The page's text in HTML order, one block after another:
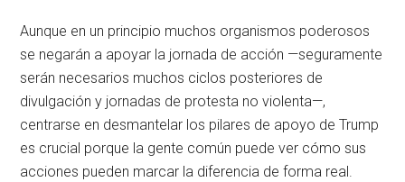
Aunque en un principio muchos organismos poderosos
se negarán a apoyar la jornada de acción —seguramente
serán necesarios muchos ciclos posteriores de
divulgación y jornadas de protesta no violenta—,
centrarse en desmantelar los pilares de apoyo de Trump
es crucial porque la gente común puede ver cómo sus
acciones pueden marcar la diferencia de forma real.